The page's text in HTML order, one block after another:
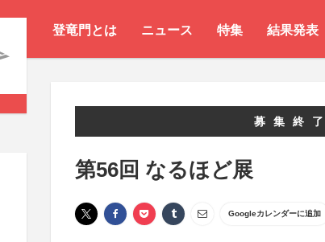
登竜門とは ニュース 特集 結果発表
募集終了
第56回 なるほど展
Googleカレンダーに追加